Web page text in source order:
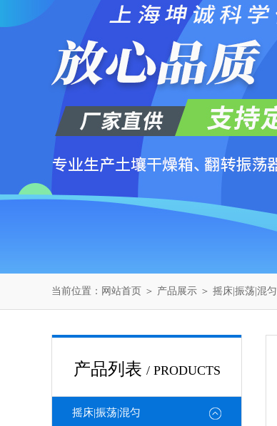
当前位置： 网站首页 ＞ 产品展示 ＞ 摇床|振荡|混匀
产品列表 / PRODUCTS
摇床|振荡|混匀